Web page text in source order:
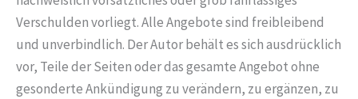
Verschulden vorliegt. Alle Angebote sind freibleibend
und unverbindlich. Der Autor behält es sich ausdrücklich
vor, Teile der Seiten oder das gesamte Angebot ohne
gesonderte Ankündigung zu verändern, zu ergänzen, zu